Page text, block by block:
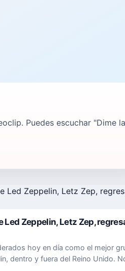
Puedes escuchar "Dime la
Led Zeppelin, Letz Zep,
hoy en día como el mejor
dentro y fuera del Reino Unido.